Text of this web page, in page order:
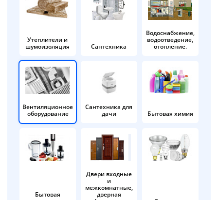
Утеплители и
шумоизоляция
Сантехника
Водоснабжение,
водоотведение,
отопление.
Вентиляционное
оборудование
Сантехника для
дачи
Бытовая химия
Бытовая
Двери входные
и
межкомнатные,
дверная
Получайте товар
выбранный способом
Оставшиеся
% будут
списываться
по25%каждые 2 недели
Подробнее
об оплате Плайтом
Остались вопросы?
8 800 302-02-51